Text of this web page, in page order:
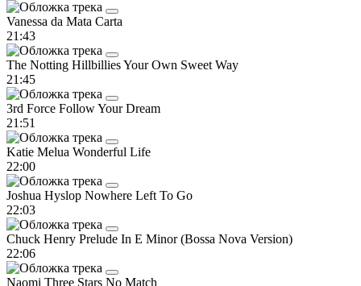
Vanessa da Mata Carta
21:43
The Notting HillbilliesYour Own Sweet Way
21:45
3rd Force Follow Your Dream
21:51
Katie Melua Wonderful Life
22:00
Joshua Hyslop Nowhere Left To Go
22:03
Chuck Henry Prelude In E Minor (Bossa Nova Version)
22:06
Naomi Three Stars No Match